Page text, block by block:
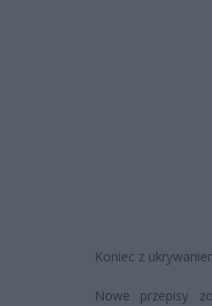
Koniec z
Nowe przepisy